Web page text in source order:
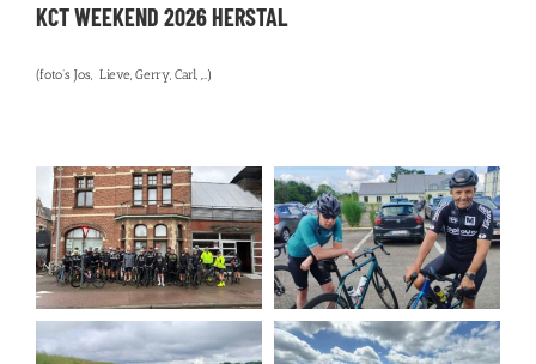
KCT WEEKEND 2026 HERSTAL
(foto’s Jos, Lieve, Gerry, Carl, ,…)